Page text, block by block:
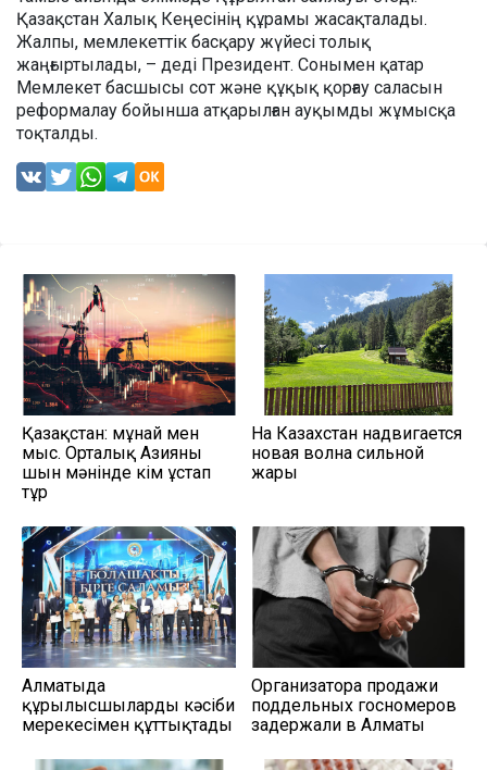
Қазақстан Халық Кеңесінің құрамы жасақталады.
Жалпы, мемлекеттік басқару жүйесі толық
жаңғыртылады, – деді Президент. Сонымен қатар
Мемлекет басшысы сот және құқық қорғау саласын
реформалау бойынша атқарылған ауқымды жұмысқа
тоқталды.
Қазақстан: мұнай мен
мыс. Орталық Азияны
шын мәнінде кім ұстап
тұр
На Казахстан надвигается
новая волна сильной
жары
Алматыда
құрылысшыларды кәсіби
мерекесімен құттықтады
Организатора продажи
поддельных госномеров
задержали в Алматы